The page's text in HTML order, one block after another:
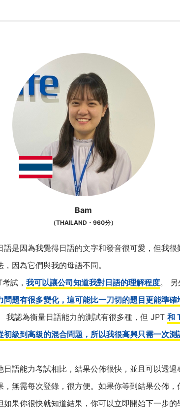
Bam
（THAILAND・960分）
語是因為我覺得日語的文字和發音很可愛，但我很
因為它們與我的母語不同。
試， 我可以讓公司知道我對日語的理解程度。
問題有很多變化，這可能比一刀切的題目更能準確
我認為衡量日語能力的測試有很多種，但 JPT 和
初級到高級的混合問題，所以我很高興只需一次測
日語能力考試相比，結果公佈很快，並且可以透過
，無需每次登錄，很方便。如果你等到結果公佈，
如果你很快就知道結果，你可以立即開始下一步的